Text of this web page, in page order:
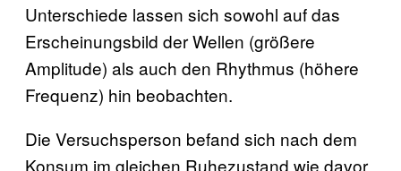
Unterschiede lassen sich sowohl auf das
Erscheinungsbild der Wellen (größere
Amplitude) als auch den Rhythmus (höhere
Frequenz) hin beobachten.
Die Versuchsperson befand sich nach dem
Konsum im gleichen Ruhezustand wie davor.